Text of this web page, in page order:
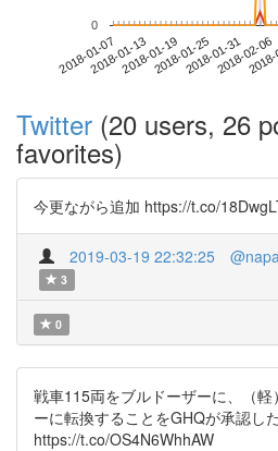
2018-01-072018-01-132018-01-192018-01-252018-01-312018-02-06
0
Twitter (20 users, 26
favorites)
今更ながら追加 https://t.co/
2019-03-19 22:32:25
3
0
戦車115両をブルドーザーに、（
ーに転換することをGHQが承認した
https://t.co/OS4N6WhhAW